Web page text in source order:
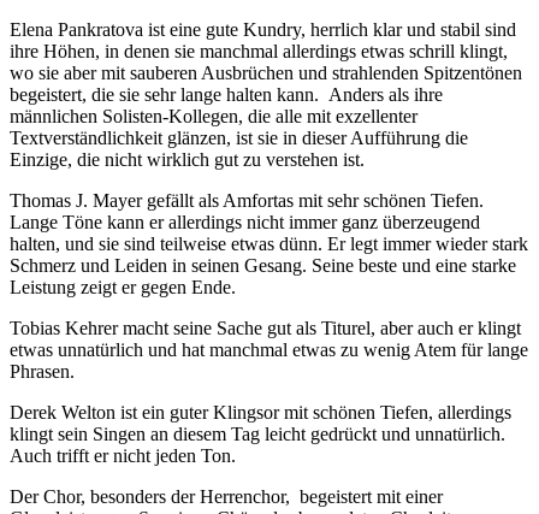
Elena Pankratova ist eine gute Kundry, herrlich klar und stabil sind
ihre Höhen, in denen sie manchmal allerdings etwas schrill klingt,
wo sie aber mit sauberen Ausbrüchen und strahlenden Spitzentönen
begeistert, die sie sehr lange halten kann. Anders als ihre
männlichen Solisten-Kollegen, die alle mit exzellenter
Textverständlichkeit glänzen, ist sie in dieser Aufführung die
Einzige, die nicht wirklich gut zu verstehen ist.
Thomas J. Mayer gefällt als Amfortas mit sehr schönen Tiefen.
Lange Töne kann er allerdings nicht immer ganz überzeugend
halten, und sie sind teilweise etwas dünn. Er legt immer wieder stark
Schmerz und Leiden in seinen Gesang. Seine beste und eine starke
Leistung zeigt er gegen Ende.
Tobias Kehrer macht seine Sache gut als Titurel, aber auch er klingt
etwas unnatürlich und hat manchmal etwas zu wenig Atem für lange
Phrasen.
Derek Welton ist ein guter Klingsor mit schönen Tiefen, allerdings
klingt sein Singen an diesem Tag leicht gedrückt und unnatürlich.
Auch trifft er nicht jeden Ton.
Der Chor, besonders der Herrenchor, begeistert mit einer